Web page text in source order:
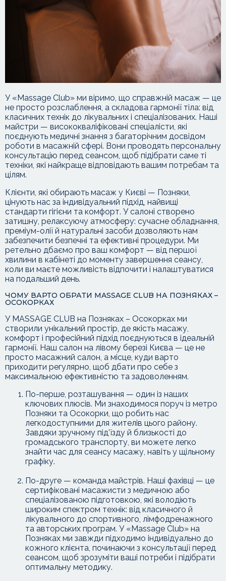
У «Massage Club» ми віримо, що справжній масаж — це
не просто розслаблення, а складова гармонії тіла: від
класичних технік до лікувальних і спеціалізованих. Наші
майстри — висококваліфіковані спеціалісти, які
поєднують медичні знання з багаторічним досвідом
роботи в масажній сфері. Вони проводять персональну
консультацію перед сеансом, щоб підібрати саме ті
техніки, які найкраще відповідають вашим потребам та
цілям.
Клієнти, які обирають масаж у Києві — Позняки,
цінують нас за індивідуальний підхід, найвищі
стандарти гігієни та комфорт. У салоні створено
затишну, релаксуючу атмосферу: сучасне обладнання,
преміум-олії й натуральні засоби дозволяють нам
забезпечити безпечні та ефективні процедури. Ми
ретельно дбаємо про ваш комфорт — від першої
хвилини в кабінеті до моменту завершення сеансу,
коли ви маєте можливість відпочити і налаштуватися
на подальший день.
ЧОМУ ВАРТО ОБРАТИ MASSAGE CLUB НА ПОЗНЯКАХ –
ОСОКОРКАХ
У MASSAGE CLUB на Позняках – Осокорках ми
створили унікальний простір, де якість масажу,
комфорт і професійний підхід поєднуються в ідеальній
гармонії. Наш салон на лівому березі Києва — це не
просто масажний салон, а місце, куди варто
приходити регулярно, щоб дбати про себе з
максимальною ефективністю та задоволенням.
По-перше, розташування — один із наших
ключових плюсів. Ми знаходимося поруч із метро
Позняки та Осокорки, що робить нас
легкодоступними для жителів цього району.
Завдяки зручному під’їзду й близькості до
громадського транспорту, ви можете легко
знайти час для сеансу масажу, навіть у щільному
графіку.
По-друге — команда майстрів. Наші фахівці — це
сертифіковані масажисти з медичною або
спеціалізованою підготовкою, які володіють
широким спектром технік: від класичного й
лікувального до спортивного, лімфодренажного
та авторських програм. У «Massage Club» на
Позняках ми завжди підходимо індивідуально до
кожного клієнта, починаючи з консультації перед
сеансом, щоб зрозуміти ваші потреби і підібрати
оптимальну методику.